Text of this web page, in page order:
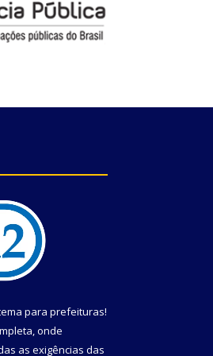
para prefeituras!
onde
as exigências das